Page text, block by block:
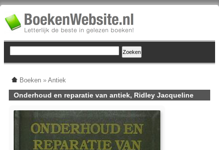
Boeken » Antiek
Onderhoud en reparatie van antiek, Ridley Jacqueline